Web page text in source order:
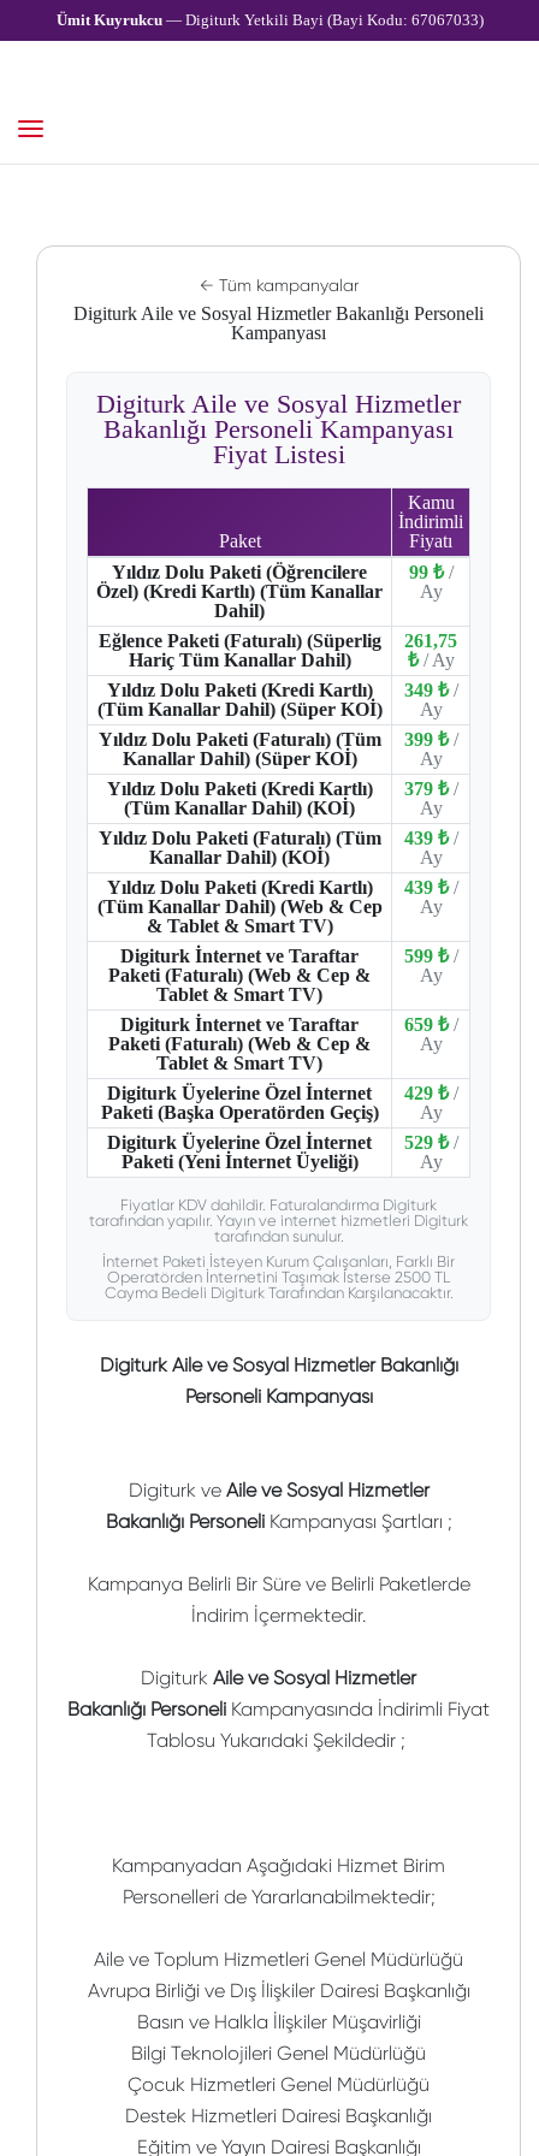
Ümit Kuyrukcu— Digiturk Yetkili Bayi (Bayi Kodu: 67067033)
← Tüm kampanyalar
Digiturk Aile ve Sosyal Hizmetler Bakanlığı Personeli
Kampanyası
Digiturk Aile ve Sosyal Hizmetler
Bakanlığı Personeli Kampanyası
Fiyat Listesi
Paket
Kamu
İndirimli
Fiyatı
Yıldız Dolu Paketi (Öğrencilere
Özel) (Kredi Kartlı) (Tüm Kanallar
Dahil)
99 ₺ /
Ay
Eğlence Paketi (Faturalı) (Süperlig
Hariç Tüm Kanallar Dahil)
261,75
₺ / Ay
Yıldız Dolu Paketi (Kredi Kartlı)
(Tüm Kanallar Dahil) (Süper KOİ)
349 ₺ /
Ay
Yıldız Dolu Paketi (Faturalı) (Tüm
Kanallar Dahil) (Süper KOİ)
399 ₺ /
Ay
Yıldız Dolu Paketi (Kredi Kartlı)
(Tüm Kanallar Dahil) (KOİ)
379 ₺ /
Ay
Yıldız Dolu Paketi (Faturalı) (Tüm
Kanallar Dahil) (KOİ)
439 ₺ /
Ay
Yıldız Dolu Paketi (Kredi Kartlı)
(Tüm Kanallar Dahil) (Web & Cep
& Tablet & Smart TV)
439 ₺ /
Ay
Digiturk İnternet ve Taraftar
Paketi (Faturalı) (Web & Cep &
Tablet & Smart TV)
599 ₺ /
Ay
Digiturk İnternet ve Taraftar
Paketi (Faturalı) (Web & Cep &
Tablet & Smart TV)
659 ₺ /
Ay
Digiturk Üyelerine Özel İnternet
Paketi (Başka Operatörden Geçiş)
429 ₺ /
Ay
Digiturk Üyelerine Özel İnternet
Paketi (Yeni İnternet Üyeliği)
529 ₺ /
Ay
Fiyatlar KDV dahildir. Faturalandırma Digiturk
tarafından yapılır. Yayın ve internet hizmetleri Digiturk
tarafından sunulur.
İnternet Paketi İsteyen Kurum Çalışanları, Farklı Bir
Operatörden İnternetini Taşımak İsterse 2500 TL
Cayma Bedeli Digiturk Tarafından Karşılanacaktır.
Digiturk Aile ve Sosyal Hizmetler Bakanlığı
Personeli Kampanyası
Digiturk ve Aile ve Sosyal Hizmetler
BakanlığıPersoneli Kampanyası Şartları ;
Kampanya Belirli Bir Süre ve Belirli Paketlerde
İndirim İçermektedir.
Digiturk Aile ve Sosyal Hizmetler
Bakanlığı Personeli Kampanyasında İndirimli Fiyat
Tablosu Yukarıdaki Şekildedir ;
Kampanyadan Aşağıdaki Hizmet Birim
Personelleri de Yararlanabilmektedir;
Aile ve Toplum Hizmetleri Genel Müdürlüğü
Avrupa Birliği ve Dış İlişkiler Dairesi Başkanlığı
Basın ve Halkla İlişkiler Müşavirliği
Bilgi Teknolojileri Genel Müdürlüğü
Çocuk Hizmetleri Genel Müdürlüğü
Destek Hizmetleri Dairesi Başkanlığı
Eğitim ve Yayın Dairesi Başkanlığı